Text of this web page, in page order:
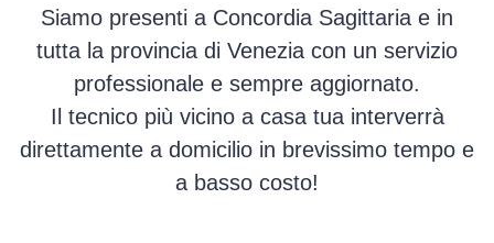
Siamo presenti a Concordia Sagittaria e in
tutta la provincia di Venezia con un servizio
professionale e sempre aggiornato.
Il tecnico più vicino a casa tua interverrà
direttamente a domicilio in brevissimo tempo e
a basso costo!